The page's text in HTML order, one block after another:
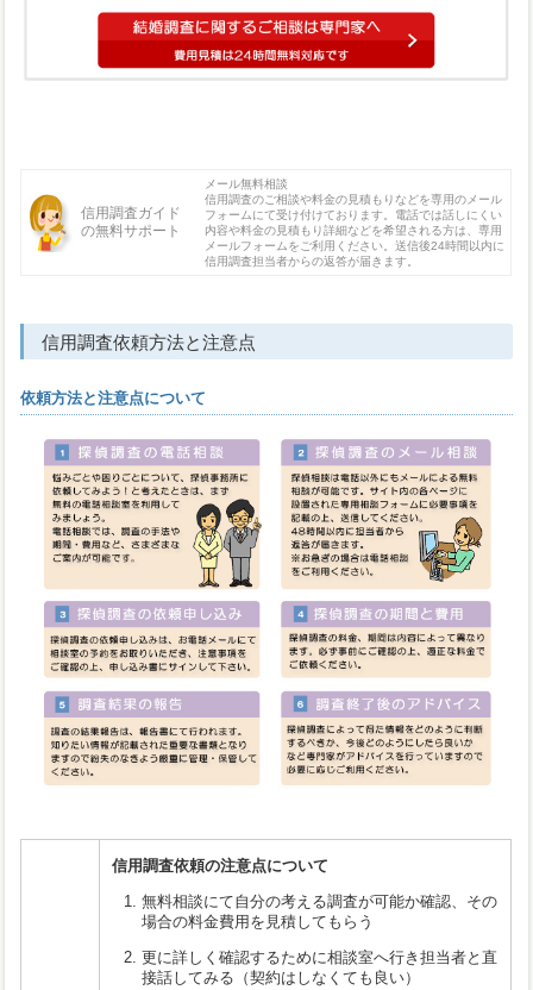
信用調査ガイド
の無料サポート
メール無料相談
信用調査のご相談や料金の見積もりなどを専用のメール
フォームにて受け付けております。電話では話しにくい
内容や料金の見積もり詳細などを希望される方は、専用
メールフォームをご利用ください。送信後24時間以内に
信用調査担当者からの返答が届きます。
信用調査依頼方法と注意点
依頼方法と注意点について
信用調査依頼の注意点について
無料相談にて自分の考える調査が可能か確認、その
場合の料金費用を見積してもらう
更に詳しく確認するために相談室へ行き担当者と直
接話してみる（契約はしなくても良い）